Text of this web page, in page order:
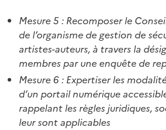
Mesure 5 : Recomposer le
de l’organisme de gestion de
artistes-auteurs, à travers la
membres par une enquête de
Mesure 6 : Expertiser les
d’un portail numérique
rappelant les règles juridiques,
leur sont applicables